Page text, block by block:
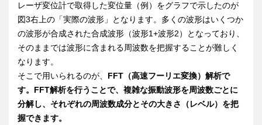
レーザ変位計で取得した変位量（例）をグラフで示したのが
図3右上の「実際の波形」となります。多くの波形はいくつか
の波形が合成された合成波形（波形1+波形2）となっており、
そのままでは波形に含まれる周波数を把握することが難しく
なります。
そこで用いられるのが、 FFT（高速フーリエ変換）解析で
す。FFT解析を行うことで、複雑な振動波形を周波数ごとに
分解し、それぞれの周波数成分とその大きさ（レベル）を把
握できます。